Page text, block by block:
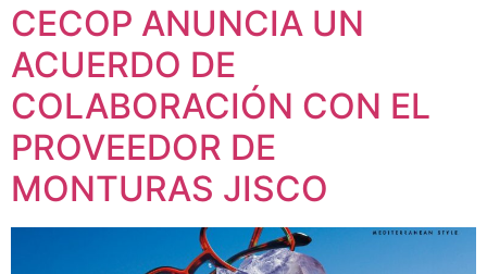
CECOP ANUNCIA UN
ACUERDO DE
COLABORACIÓN CON EL
PROVEEDOR DE
MONTURAS JISCO